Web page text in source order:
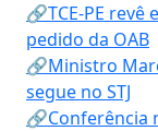
🔗TCE-PE revê
pedido da OAB
🔗Ministro
segue no STJ
🔗Conferência